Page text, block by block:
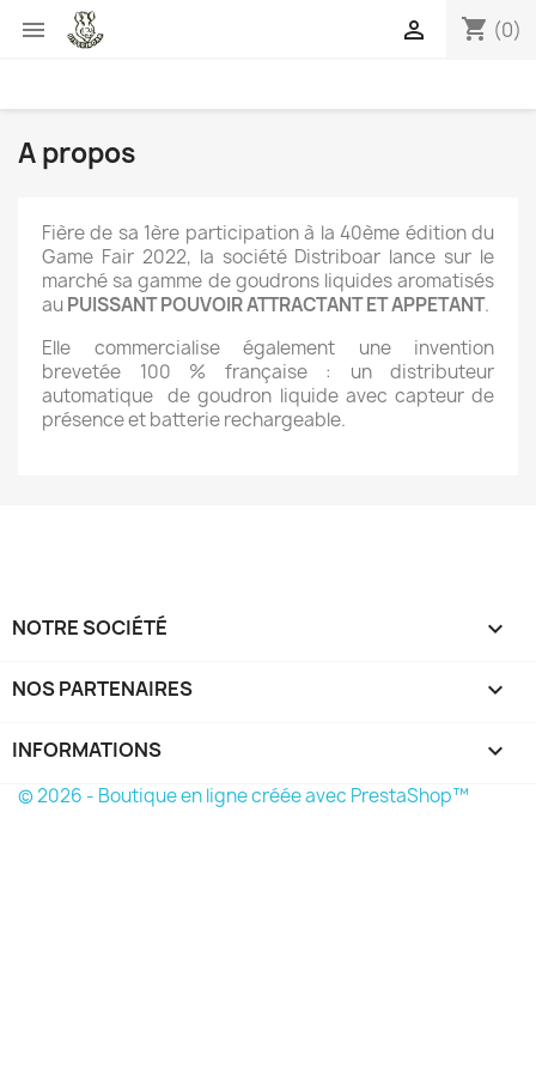
 shopping_cart (0)

A propos
Fière de sa 1ère participation à la 40ème édition du
Game Fair 2022, la société Distriboar lance sur le
marché sa gamme de goudrons liquides aromatisés
auPUISSANT POUVOIR ATTRACTANT ET APPETANT.
Elle commercialise également une invention
brevetée 100 % française : un distributeur
automatique de goudron liquide avec capteur de
présence et batterie rechargeable.
NOTRE SOCIÉTÉ 
NOS PARTENAIRES 
INFORMATIONS keyboard_arrow_down
© 2026 - Boutique en ligne créée avec PrestaShop™